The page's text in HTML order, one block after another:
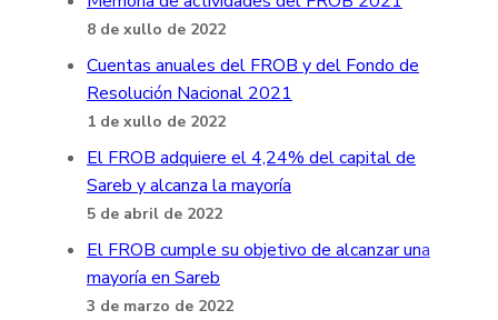
8 de xullo de 2022
Cuentas anuales del FROB y del Fondo de
Resolución Nacional 2021
1 de xullo de 2022
El FROB adquiere el 4,24% del capital de
Sareb y alcanza la mayoría
5 de abril de 2022
El FROB cumple su objetivo de alcanzar una
mayoría en Sareb
3 de marzo de 2022